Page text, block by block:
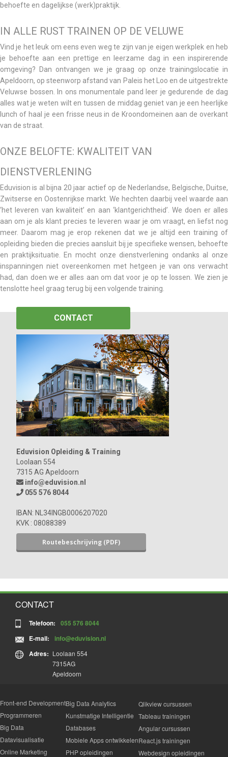
behoefte en dagelijkse (werk)praktijk.
IN ALLE RUST TRAINEN OP DE VELUWE
Vind je het leuk om eens even weg te zijn van je eigen werkplek en heb
je behoefte aan een prettige en leerzame dag in een inspirerende
omgeving? Dan ontvangen we je graag op onze trainingslocatie in
Apeldoorn, op steenworp afstand van Paleis het Loo en de uitgestrekte
Veluwse bossen. In ons monumentale pand leer je gedurende de dag
alles wat je weten wilt en tussen de middag geniet van je een heerlijke
lunch of haal je een frisse neus in de Kroondomeinen aan de overkant
van de straat.
ONZE BELOFTE: KWALITEIT VAN
DIENSTVERLENING
Eduvision is al bijna 20 jaar actief op de Nederlandse, Belgische, Duitse,
Zwitserse en Oostenrijkse markt. We hechten daarbij veel waarde aan
‘het leveren van kwaliteit’ en aan ‘klantgerichtheid’. We doen er alles
aan om je als klant precies te leveren waar je om vraagt, en liefst nog
meer. Daarom mag je erop rekenen dat we je altijd een training of
opleiding bieden die precies aansluit bij je specifieke wensen, behoefte
en praktijksituatie. En mocht onze dienstverlening ondanks al onze
inspanningen niet overeenkomen met hetgeen je van ons verwacht
had, dan doen we er alles aan om dat voor je op te lossen. We zien je
tenslotte heel graag terug bij een volgende training.
CONTACT
Eduvision Opleiding & Training
Loolaan 554
7315 AG Apeldoorn
info@eduvision.nl
055 576 8044
IBAN: NL34INGB0006207020
KVK : 08088389
Routebeschrijving (PDF)
CONTACT
Telefoon:
055 576 8044
E-mail:
info@eduvision.nl
Adres: Loolaan 554
7315AG
Apeldoorn
Front-end Development
Programmeren
Big Data
Datavisualisatie
Online Marketing
Big Data Analytics
Kunstmatige Intelligentie
Databases
Mobiele Apps ontwikkelen
PHP opleidingen
Qlikview cursussen
Tableau trainingen
Angular cursussen
React.js trainingen
Webdesign opleidingen